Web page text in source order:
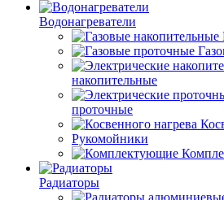
Водонагреватели
накопительные
проточные
Рукомойники
Радиаторы